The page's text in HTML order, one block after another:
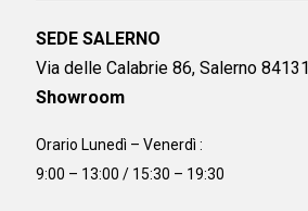
SEDE SALERNO
Via delle Calabrie 86, Salerno 84131
Showroom
Orario Lunedì – Venerdì :
9:00 – 13:00 / 15:30 – 19:30